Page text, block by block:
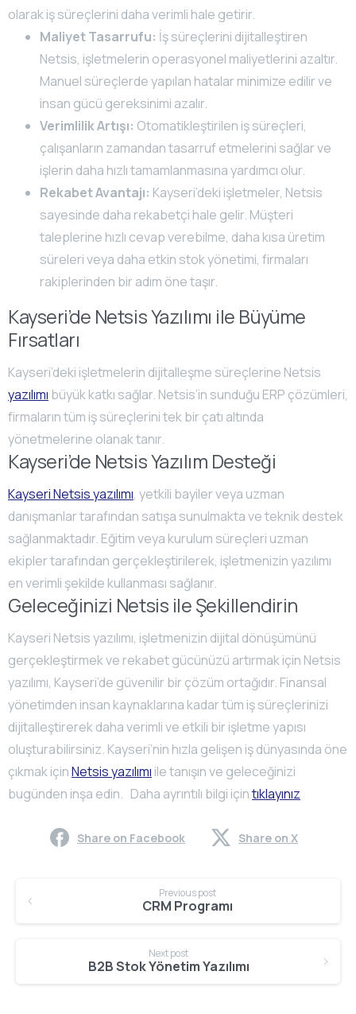
olarak iş süreçlerini daha verimli hale getirir.
Maliyet Tasarrufu: İş süreçlerini dijitalleştiren
Netsis, işletmelerin operasyonel maliyetlerini azaltır.
Manuel süreçlerde yapılan hatalar minimize edilir ve
insan gücü gereksinimi azalır.
Verimlilik Artışı: Otomatikleştirilen iş süreçleri,
çalışanların zamandan tasarruf etmelerini sağlar ve
işlerin daha hızlı tamamlanmasına yardımcı olur.
Rekabet Avantajı: Kayseri’deki işletmeler, Netsis
sayesinde daha rekabetçi hale gelir. Müşteri
taleplerine hızlı cevap verebilme, daha kısa üretim
süreleri veya daha etkin stok yönetimi, firmaları
rakiplerinden bir adım öne taşır.
Kayseri’de Netsis Yazılımı ile Büyüme
Fırsatları
Kayseri’deki işletmelerin dijitalleşme süreçlerine Netsis
yazılımı büyük katkı sağlar. Netsis’in sunduğu ERP çözümleri,
firmaların tüm iş süreçlerini tek bir çatı altında
yönetmelerine olanak tanır.
Kayseri’de Netsis Yazılım Desteği
Kayseri Netsis yazılımı, yetkili bayiler veya uzman
danışmanlar tarafından satışa sunulmakta ve teknik destek
sağlanmaktadır. Eğitim veya kurulum süreçleri uzman
ekipler tarafından gerçekleştirilerek, işletmenizin yazılımı
en verimli şekilde kullanması sağlanır.
Geleceğinizi Netsis ile Şekillendirin
Kayseri Netsis yazılımı, işletmenizin dijital dönüşümünü
gerçekleştirmek ve rekabet gücünüzü artırmak için Netsis
yazılımı, Kayseri’de güvenilir bir çözüm ortağıdır. Finansal
yönetimden insan kaynaklarına kadar tüm iş süreçlerinizi
dijitalleştirerek daha verimli ve etkili bir işletme yapısı
oluşturabilirsiniz. Kayseri’nin hızla gelişen iş dünyasında öne
çıkmak içinNetsis yazılımı ile tanışın ve geleceğinizi
bugünden inşa edin. Daha ayrıntılı bilgi içintıklayınız
Share on Facebook Share on X
Reading
Previous post
CRM Programı
Next post
B2B Stok Yönetim Yazılımı